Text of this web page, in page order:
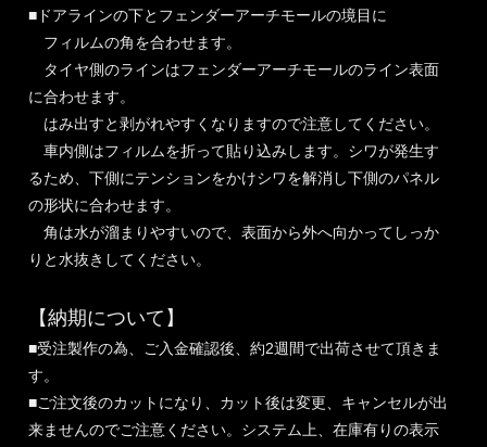
■ドアラインの下とフェンダーアーチモールの境目に
フィルムの角を合わせます。
タイヤ側のラインはフェンダーアーチモールのライン表面
に合わせます。
はみ出すと剥がれやすくなりますので注意してください。
車内側はフィルムを折って貼り込みします。シワが発生す
るため、下側にテンションをかけシワを解消し下側のパネル
の形状に合わせます。
角は水が溜まりやすいので、表面から外へ向かってしっか
りと水抜きしてください。
【納期について】
■受注製作の為、ご入金確認後、約2週間で出荷させて頂きま
す。
■ご注文後のカットになり、カット後は変更、キャンセルが出
来ませんのでご注意ください。システム上、在庫有りの表示